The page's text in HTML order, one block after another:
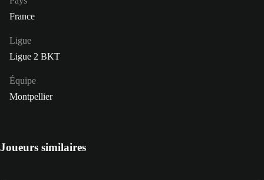
France
Ligue
Ligue 2 BKT
Équipe
Montpellier
Joueurs similaires